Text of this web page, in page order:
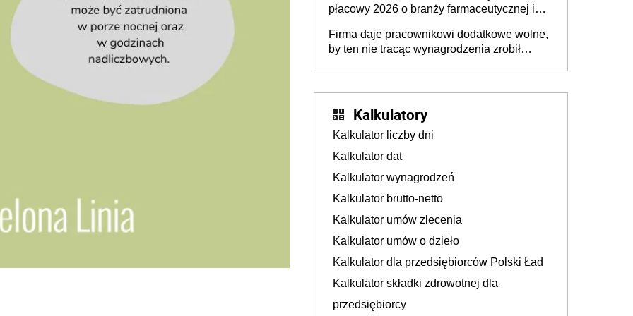
płacowy 2026 o branży farmaceutycznej i
Firma daje pracownikowi dodatkowe wolne,
by ten nie tracąc wynagrodzenia zrobił
Kalkulatory
Kalkulator liczby dni
Kalkulator dat
Kalkulator wynagrodzeń
Kalkulator brutto-netto
Kalkulator umów zlecenia
Kalkulator umów o dzieło
Kalkulator dla przedsiębiorców Polski Ład
Kalkulator składki zdrowotnej dla
przedsiębiorcy